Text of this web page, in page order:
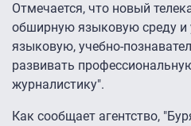
Отмечается, что новый
обширную языковую среду и
языковую, учебно-
развивать
журналистику".
Как сообщает агентство,